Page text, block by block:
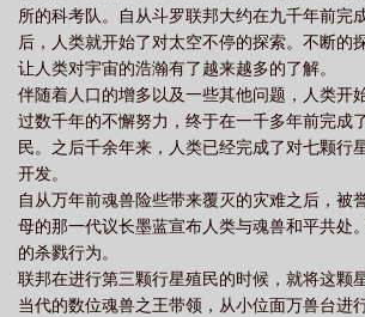
罗 斗罗大陆IV终极斗罗TXT 斗罗大陆iv终极斗罗免
终极斗罗全集 斗罗大陆iv终极斗罗 唐家三少cg 斗罗
科 斗罗大陆IV终极斗罗 全文免费 斗罗大陆IV终极
罗大陆IV终极斗罗 原著 斗罗大陆 终极斗罗四 斗罗
么 斗罗大陆4终极斗罗(斗罗大陆iv终极斗罗) 斗罗大
大陆iv终极斗罗 斗罗大陆iv终极斗罗免费阅读下划式
阁最新 斗罗大陆IV终极斗罗 陈萍萍 斗罗大陆iv终
极斗罗同人
所的科考队。自从斗罗联邦大约在九千年前完
后，人类就开始了对太空不停的探索。不断的
让人类对宇宙的浩瀚有了越来越多的了解。
伴随着人口的增多以及一些其他问题，人类开
过数千年的不懈努力，终于在一千多年前完成
民。之后千余年来，人类已经完成了对七颗行
开发。
自从万年前魂兽险些带来覆灭的灾难之后，被
母的那一代议长墨蓝宣布人类与魂兽和平共处
的杀戮行为。
联邦在进行第三颗行星殖民的时候，就将这颗
当代的数位魂兽之王带领，从小位面万兽台进